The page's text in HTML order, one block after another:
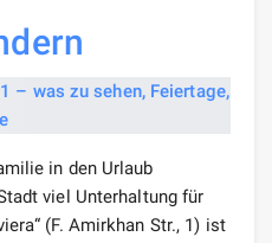
in den Urlaub
viel Unterhaltung für
(F. Amirkhan Str., 1) ist